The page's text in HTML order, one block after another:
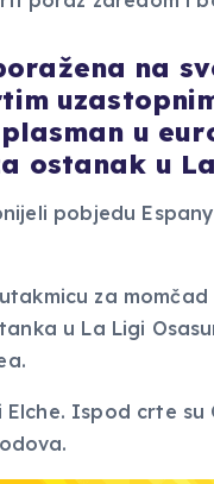
na
u
ostanak u
pobjedu
za
u La Ligi
Ispod crte